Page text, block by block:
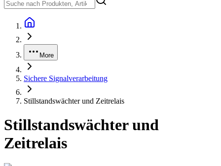
More
Sichere Signalverarbeitung
Stillstandswächter und Zeitrelais
Stillstandswächter und
Zeitrelais